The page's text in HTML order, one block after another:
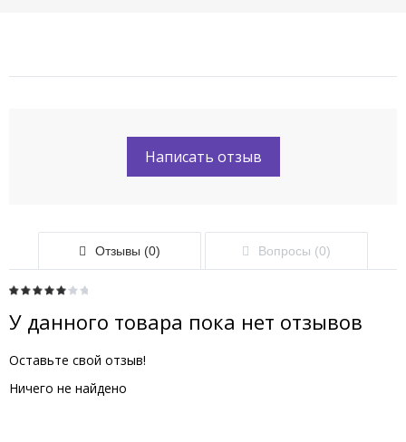
Написать отзыв
Отзывы (0) Вопросы (0)
У данного товара пока нет отзывов
Оставьте свой отзыв!
Ничего не найдено